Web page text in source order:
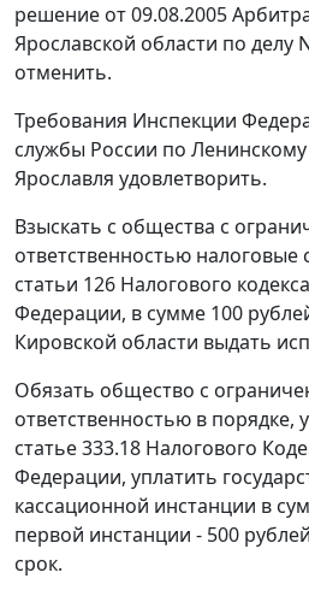
решение от 09.08.2005
Ярославской области по делу
отменить.
Требования Инспекции
службы России по
Ярославля удовлетворить.
Взыскать с общества с
ответственностью налоговые
статьи 126 Налогового
Федерации, в сумме 100
Кировской области выдать
Обязать общество с
ответственностью в порядке,
статье 333.18 Налогового
Федерации, уплатить
кассационной инстанции в
первой инстанции - 500
срок.